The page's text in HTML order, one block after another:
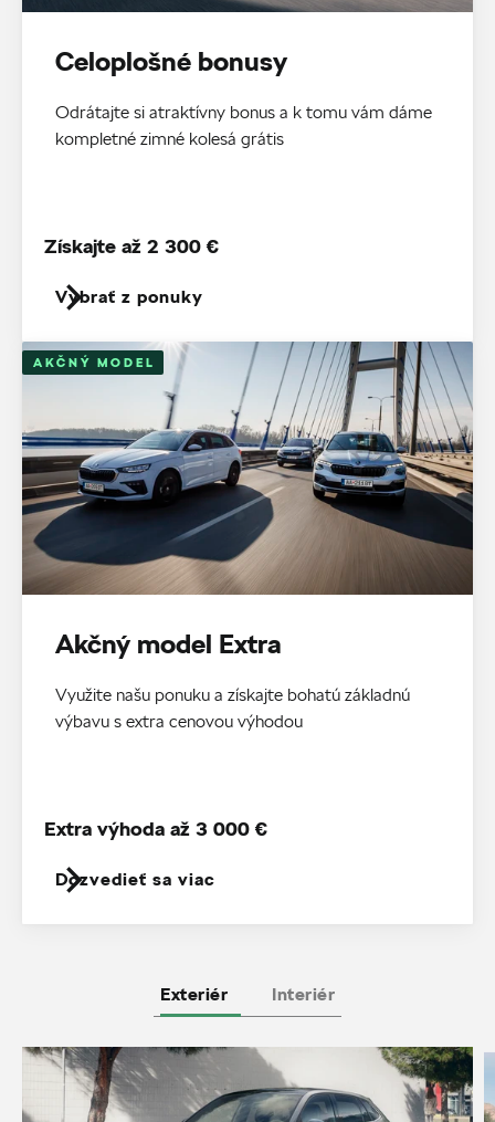
Celoplošné bonusy
Odrátajte si atraktívny bonus a k tomu vám dáme
kompletné zimné kolesá grátis
Vybrať z ponuky
Získajte až 2 300 €
AKČNÝ MODEL
Akčný model Extra
Využite našu ponuku a získajte bohatú základnú
výbavu s extra cenovou výhodou
Dozvedieť sa viac
Extra výhoda až 3 000 €
Exteriér Interiér